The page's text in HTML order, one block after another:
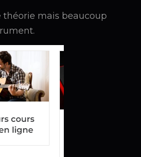
théorie mais beaucoup